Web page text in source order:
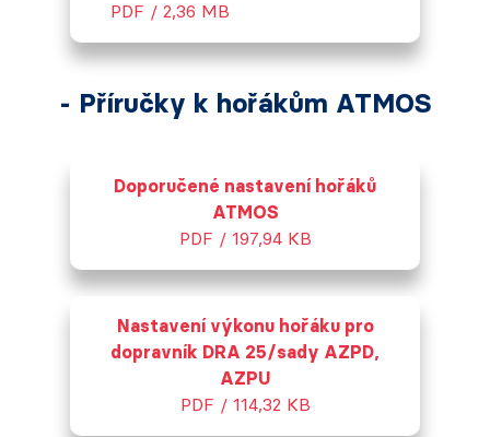
PDF / 2,36 MB
- Příručky k hořákům ATMOS
Doporučené nastavení hořáků
ATMOS
PDF / 197,94 KB
Nastavení výkonu hořáku pro
dopravník DRA 25/sady AZPD,
AZPU
PDF / 114,32 KB